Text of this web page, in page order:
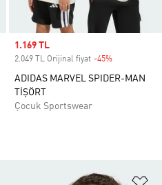
Sale price
1.169 TL
2.049 TL Orijinal fiyat -45%
ADIDAS MARVEL SPIDER-MAN
TİŞÖRT
Çocuk Sportswear